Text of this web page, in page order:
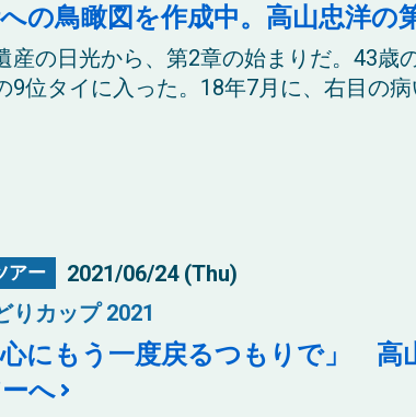
の鳥瞰図を作成中。高山忠洋の
産の日光から、第2章の始まりだ。43歳
9位タイに入った。18年7月に、右目の
アー
2021/06/24 (Thu)
りカップ 2021
心にもう一度戻るつもりで」 高
へ